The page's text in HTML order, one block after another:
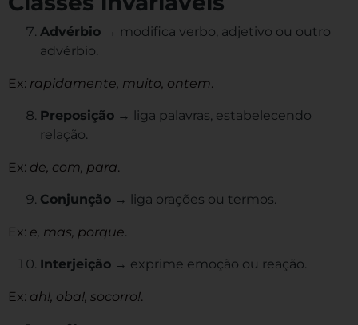
Advérbio → modifica verbo, adjetivo ou outro
advérbio.
Ex: rapidamente, muito, ontem.
Preposição → liga palavras, estabelecendo
relação.
Ex: de, com, para.
Conjunção → liga orações ou termos.
Ex: e, mas, porque.
Interjeição → exprime emoção ou reação.
Ex: ah!, oba!, socorro!.